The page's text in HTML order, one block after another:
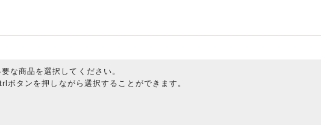
な商品を選択してください。
タンを押しながら選択することができます。